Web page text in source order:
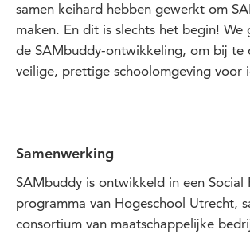
samen keihard hebben gewerkt om
maken. En dit is slechts het begin! We
de SAMbuddy-ontwikkeling, om bij te
veilige, prettige schoolomgeving voor
Samenwerking
SAMbuddy is ontwikkeld in een Social
programma van Hogeschool Utrecht,
consortium van maatschappelijke